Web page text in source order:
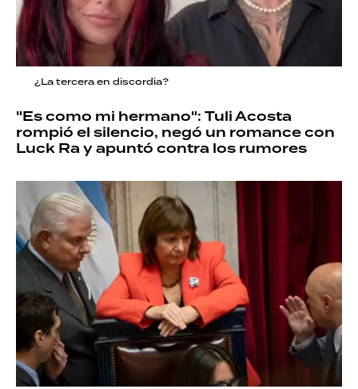
¿La tercera en discordia?
"Es como mi hermano": Tuli Acosta
rompió el silencio, negó un romance con
Luck Ra y apuntó contra los rumores